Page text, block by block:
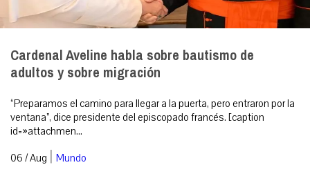
Cardenal Aveline habla sobre bautismo de
adultos y sobre migración
“Preparamos el camino para llegar a la puerta, pero entraron por la
ventana”, dice presidente del episcopado francés. [caption
id=»attachmen...
06 / Aug | Mundo